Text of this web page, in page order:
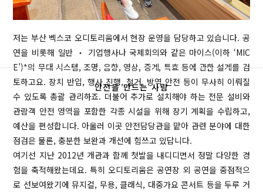
안전을 만드는 사람
저는 부산 벡스코 오디토리움에서 현장 운영을 담당하고 있습니다. 공
연을 비롯해 일반 ‧ 기업행사나 국제회의와 같은 마이스(이하 ‘MIC
E’)*의 무대 시스템, 조명, 음향, 영상, 중계, 특효 등에 관한 설계를 검
토하고요. 장치 반입, 행사 진행, 철거, 방역 안전 등이 무사히 이뤄질
수 있도록 총괄 관리하죠. 더불어 추가로 설치해야 하는 전문 설비와
관람객 안전 영역을 포함한 각종 시설을 위해 장기 계획을 수립하고,
예산을 편성합니다. 아울러 이곳 안전담당관을 맡아 관련 분야에 대한
점검은 물론, 충분한 보완과 개선에 힘쓰고 있답니다.
여기선 지난 2012년 개관과 함께 첫발을 내디디면서 정말 다양한 경
험을 축적해왔는데요. 특히 오디토리움은 공연장 외 공연을 중점적으
로 선보여왔기에 뮤지컬, 무용, 클래식, 대중가요 콘서트 등을 두루 거